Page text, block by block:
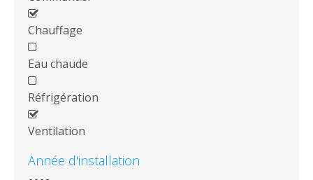
Chauffage
Eau chaude
Réfrigération
Ventilation
Année d'installation